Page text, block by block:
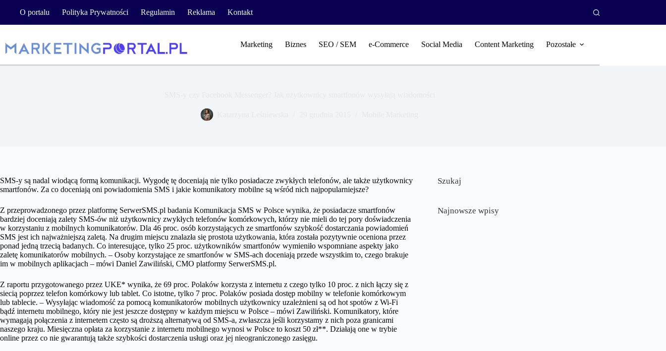
O portalu Polityka Prywatności Regulamin Reklama Kontakt
Marketing Biznes SEO / SEM e-Commerce Social Media Content Marketing Pozostałe
SMS-y są nadal wiodącą formą komunikacji. Wygodę tę doceniają nie tylko posiadacze zwykłych telefonów, ale także użytkownicy
smartfonów. Za co doceniają oni powiadomienia SMS i jakie komunikatory mobilne są wśród nich najpopularniejsze?
Z przeprowadzonego przez platformę SerwerSMS.pl badania Komunikacja SMS w Polsce wynika, że posiadacze smartfonów
bardziej doceniają zalety SMS-ów niż użytkownicy zwykłych telefonów komórkowych, którzy nie mieli do tej pory doświadczenia
w korzystaniu z mobilnych komunikatorów. Dla 46 proc. osób korzystających ze smartfonów szybkość dostarczania powiadomień
SMS jest ich najważniejszą zaletą. Na drugim miejscu znalazła się prostota użytkowania, która została pozytywnie oceniona przez
ponad jedną trzecią badanych. Co interesujące, tylko 25 proc. użytkowników smartfonów wymieniło wspomniane aspekty jako
zaletę komunikatorów mobilnych. – Osoby korzystające ze smartfonów w SMS-ach doceniają przede wszystkim to, czego brakuje
im w mobilnych aplikacjach – mówi Daniel Zawiliński, CMO platformy SerwerSMS.pl.
Z raportu przygotowanego przez UKE* wynika, że 69 proc. Polaków korzysta z internetu z czego tylko 10 proc. z nich łączy się z
siecią poprzez telefon komórkowy lub tablet. Co istotne, tylko 7 proc. Polaków posiada dostęp mobilny w telefonie komórkowym
lub tablecie. – Wysyłając wiadomość za pomocą komunikatorów mobilnych użytkownicy uzależnieni są od hot spotów z Wi-Fi
bądź internetu mobilnego, który nie jest jeszcze dostępny w każdym miejscu w Polsce – mówi Zawiliński. Komunikatory, które
wymagają połączenia z internetem często są droższą alternatywą od SMS-a, zwłaszcza jeśli korzystamy z nich poza granicami
naszego kraju. Miesięczna opłata za korzystanie z internetu mobilnego wynosi w Polsce to koszt 50 zł**. Działają one w trybie
online przez co nie gwarantują także szybkości dostarczenia usługi oraz jej nieograniczonego zasięgu.
Szukaj
Najnowsze wpisy